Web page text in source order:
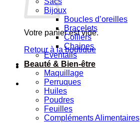
Votre panier est vide.
Retour à la boutique
Bijoux
Boucles d’oreilles
Bracelets
Colliers
Chaines
Eventails
Beauté & Bien-être
Maquillage
Perruques
Huiles
Poudres
Feuilles
Compléments Alimentaires